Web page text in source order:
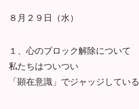
８月２９日（水）
１、心のブロック解除について
私たちはついつい
「顕在意識」でジャッジしている